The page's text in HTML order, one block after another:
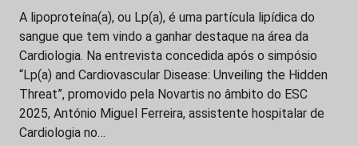
A lipoproteína(a), ou Lp(a), é uma partícula lipídica do
sangue que tem vindo a ganhar destaque na área da
Cardiologia. Na entrevista concedida após o simpósio
“Lp(a) and Cardiovascular Disease: Unveiling the Hidden
Threat”, promovido pela Novartis no âmbito do ESC
2025, António Miguel Ferreira, assistente hospitalar de
Cardiologia no…